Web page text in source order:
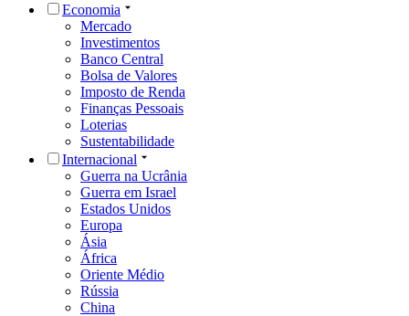
Economia
Mercado
Investimentos
Banco Central
Bolsa de Valores
Imposto de Renda
Finanças Pessoais
Loterias
Sustentabilidade
Internacional
Guerra na Ucrânia
Guerra em Israel
Estados Unidos
Europa
Ásia
África
Oriente Médio
Rússia
China